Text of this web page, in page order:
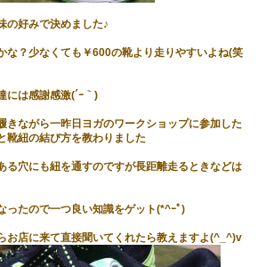
の好みで決めました♪
な？少なくても￥600の靴より走りやすいよね(笑
には感謝感激(´ｰ｀)
きながら一昨日ヨガのワークショップに参加した
靴紐の結び方を教わりました
る穴にも紐を通すのですが長距離走るときなどは
ったので一つ良い知識をゲット(*^ｰﾟ)
お店に来て直接聞いてくれたら教えますよ(^_^)v